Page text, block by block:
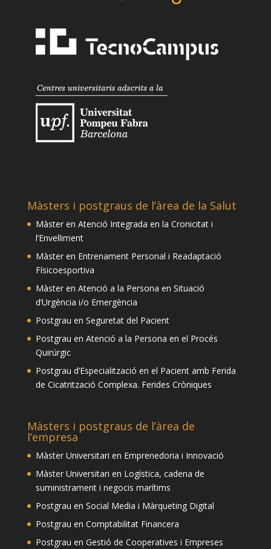
Màsters i postgraus de l’àrea de la Salut
Màster en Atenció Integrada en la Cronicitat i
l’Envelliment
Màster en Entrenament Personal i Readaptació
Físicoesportiva
Màster en Atenció a la Persona en Situació
d’Urgència i/o Emergència
Postgrau en Seguretat del Pacient
Postgrau en Atenció a la Persona en el Procés
Quirúrgic
Postgrau d’Especialització en el Pacient amb Ferida
de Cicatrització Complexa. Ferides Cròniques
Màsters i postgraus de l’àrea de
l’empresa
Màster Universitari en Emprenedoria i Innovació
Màster Universitari en Logística, cadena de
suministrament i negocis marítims
Postgrau en Social Media i Màrqueting Digital
Postgrau en Comptabilitat Financera
Postgrau en Gestió de Cooperatives i Empreses